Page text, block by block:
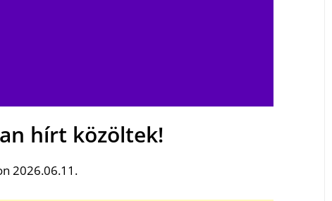
hírt közöltek!
2026.06.11.